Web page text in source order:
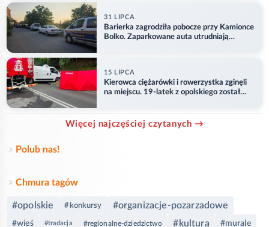
31 LIPCA
Barierka zagrodziła pobocze przy Kamionce
Bolko. Zaparkowane auta utrudniają
15 LIPCA
Kierowca ciężarówki i rowerzystka zginęli
na miejscu. 19-latek z opolskiego został
Więcej najczęściej czytanych →
Polub nas!
Chmura tagów
#opolskie #konkursy #organizacje-pozarzadowe
#wieś #tradacja #regionalne-dziedzictwo #kultura #murale